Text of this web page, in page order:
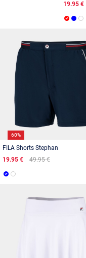
19.95 €
60%
FILA Shorts Stephan
19.95 €
49.95 €